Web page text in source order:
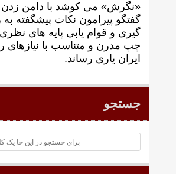
«نگرش» می کوشد با دامن
گفتگو پيرامون نکات پیشگفته
گيری و قوام يابی پايه های
چپ مدرن و متناسب با نيازهای
ايران ياری رساند.
جستجو